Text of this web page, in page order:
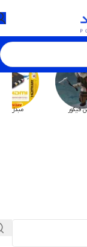
فیگور مبدل HX